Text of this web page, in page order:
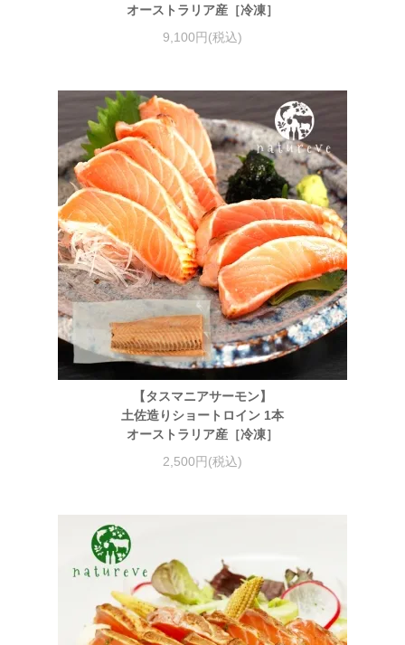
オーストラリア産［冷凍］
9,100円(税込)
【タスマニアサーモン】
土佐造りショートロイン 1本
オーストラリア産［冷凍］
2,500円(税込)